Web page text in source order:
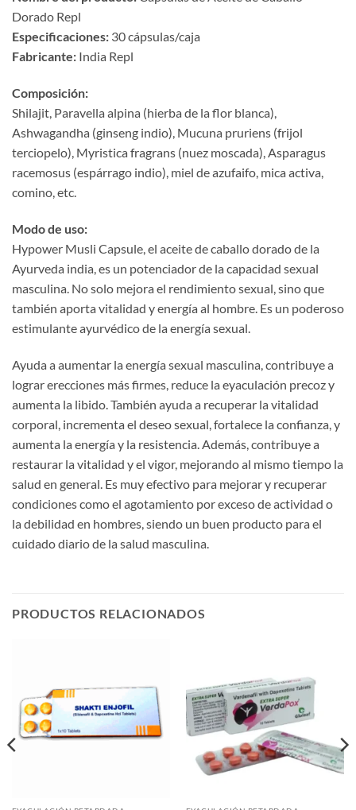
Dorado Repl
Especificaciones:​ ​ 30 cápsulas/caja
Fabricante:​ ​ India Repl
Composición:​
Shilajit, Paravella alpina (hierba de la flor blanca),
Ashwagandha (ginseng indio), Mucuna pruriens (frijol
terciopelo), Myristica fragrans (nuez moscada), Asparagus
racemosus (espárrago indio), miel de azufaifo, mica activa,
comino, etc.
Modo de uso:​
Hypower Musli Capsule, el aceite de caballo dorado de la
Ayurveda india, es un potenciador de la capacidad sexual
masculina. No solo mejora el rendimiento sexual, sino que
también aporta vitalidad y energía al hombre. Es un poderoso
estimulante ayurvédico de la energía sexual.
Ayuda a aumentar la energía sexual masculina, contribuye a
lograr erecciones más firmes, reduce la eyaculación precoz y
aumenta la libido. También ayuda a recuperar la vitalidad
corporal, incrementa el deseo sexual, fortalece la confianza, y
aumenta la energía y la resistencia. Además, contribuye a
restaurar la vitalidad y el vigor, mejorando al mismo tiempo la
salud en general. Es muy efectivo para mejorar y recuperar
condiciones como el agotamiento por exceso de actividad o
la debilidad en hombres, siendo un buen producto para el
cuidado diario de la salud masculina.
PRODUCTOS RELACIONADOS